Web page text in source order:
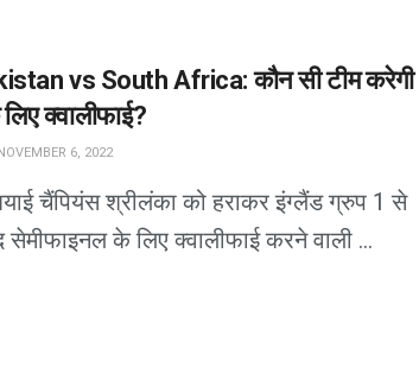
vs South Africa: कौन सी टीम करेगी
क्वालीफाई?
6, 2022
चैंपियंस श्रीलंका को हराकर इंग्लैंड ग्रुप 1 से
के लिए क्वालीफाई करने वाली ...